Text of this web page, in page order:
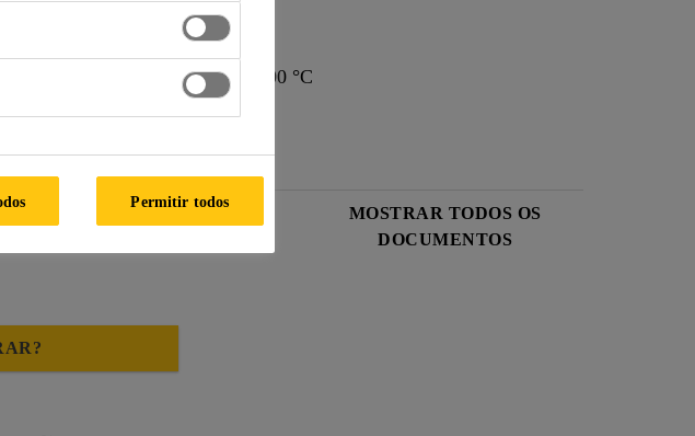
-10 °C a +50 °C
secas constantes de -30 °C a +100 °C
de fissuras
FICHA DE DADOS DE
MOSTRAR TODOS OS
DOCUMENTOS
Permitir todos